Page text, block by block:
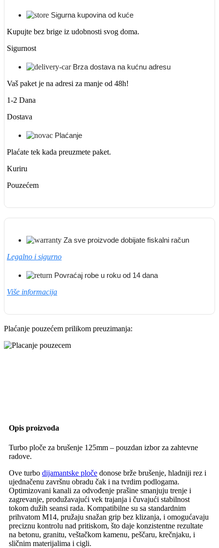
Sigurna kupovina od kuće
Kupujte bez brige iz udobnosti svog doma.
Sigurnost
Brza dostava na kućnu adresu
Vaš paket je na adresi za manje od 48h!
1-2 Dana
Dostava
Plaćanje
Plaćate tek kada preuzmete paket.
Kuriru
Pouzećem
Za sve proizvode dobijate fiskalni račun
Legalno i sigurno
Povraćaj robe u roku od 14 dana
Više informacija
Plaćanje pouzećem prilikom preuzimanja:
Opis proizvoda
Turbo ploče za brušenje 125mm – pouzdan izbor za zahtevne
radove.
Ove turbo dijamantske ploče donose brže brušenje, hladniji rez i
ujednačenu završnu obradu čak i na tvrdim podlogama.
Optimizovani kanali za odvođenje prašine smanjuju trenje i
zagrevanje, produžavajući vek trajanja i čuvajući stabilnost
tokom dužih seansi rada. Kompatibilne su sa standardnim
prihvatom M14, pružaju snažan grip bez klizanja, i omogućavaju
preciznu kontrolu nad pritiskom, što daje konzistentne rezultate
na betonu, granitu, veštačkom kamenu, peščaru, krečnjaku, i
sličnim materijalima i cigli.